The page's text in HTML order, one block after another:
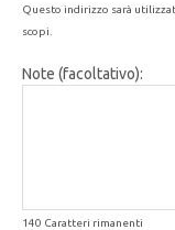
Questo indirizzo sarà
scopi.
Note (facoltativo):
140 Caratteri rimanenti